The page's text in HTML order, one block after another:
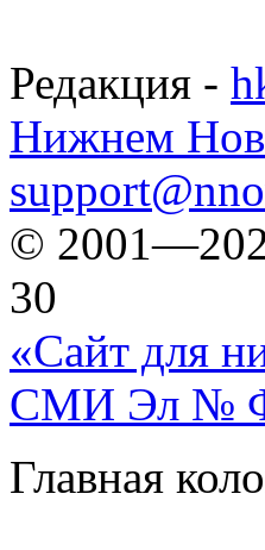
Редакция -
Нижнем
©
30
«Сайт для
СМИ Эл №
Главная